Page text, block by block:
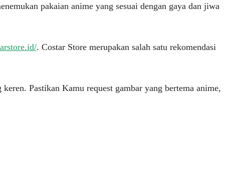
pakaian anime yang sesuai dengan gaya dan jiwa
. Costar Store merupakan salah satu rekomendasi
Pastikan Kamu request gambar yang bertema anime,